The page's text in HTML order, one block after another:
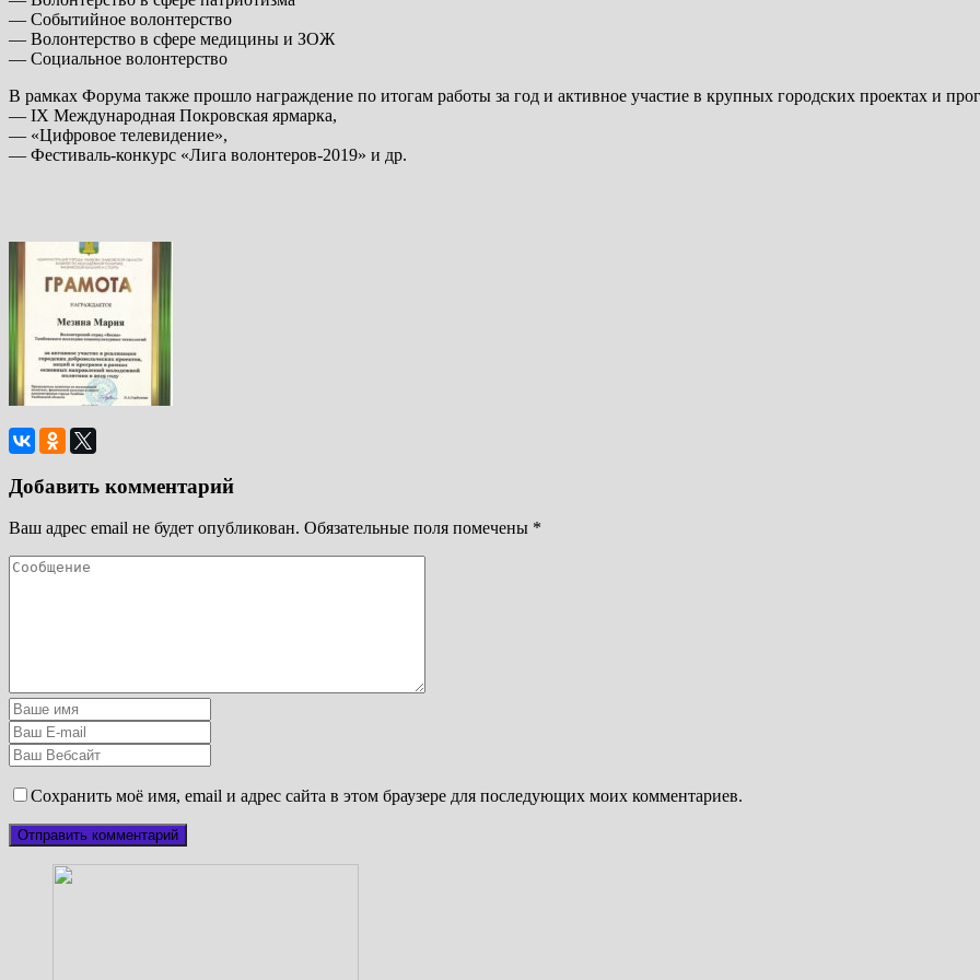
— Событийное волонтерство
— Волонтерство в сфере медицины и ЗОЖ
— Социальное волонтерство
В рамках Форума также прошло награждение по итогам работы за год и активное участие в крупных городских проектах и
— IX Международная Покровская ярмарка,
— «Цифровое телевидение»,
— Фестиваль-конкурс «Лига волонтеров-2019» и др.
Добавить комментарий
Ваш адрес email не будет опубликован. Обязательные поля помечены *
Сохранить моё имя, email и адрес сайта в этом браузере для последующих моих комментариев.